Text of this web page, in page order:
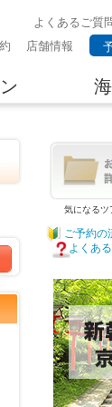
よくあるご質
店舗情報
気になるツ
ご予約の
よくあ